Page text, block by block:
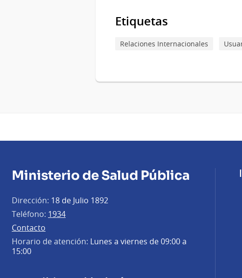
Etiquetas
Relaciones Internacionales
Ministerio de Salud Pública
Dirección: 18 de Julio 1892
Teléfono: 1934
Contacto
Horario de atención: Lunes a viernes de 09:00 a
15:00